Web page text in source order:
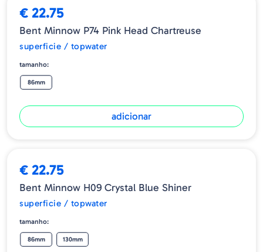
€ 22.75
Bent Minnow P74 Pink Head Chartreuse
superficie / topwater
tamanho:
86mm
adicionar
€ 22.75
Bent Minnow H09 Crystal Blue Shiner
superficie / topwater
tamanho:
86mm 130mm